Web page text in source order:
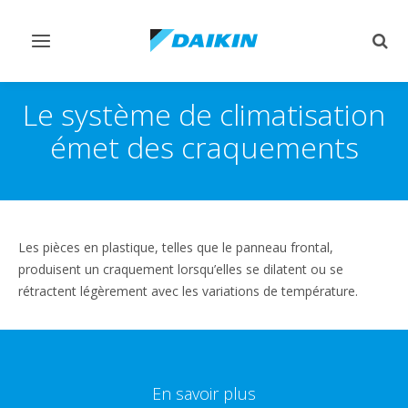
Afficher/masquer
Le système de climatisation
émet des craquements
Les pièces en plastique, telles que le panneau frontal,
produisent un craquement lorsqu’elles se dilatent ou se
rétractent légèrement avec les variations de température.
En savoir plus